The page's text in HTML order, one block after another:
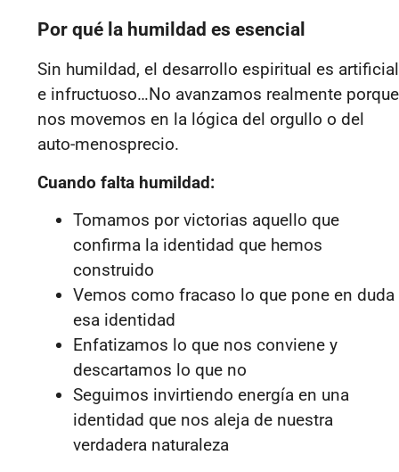
Por qué la humildad es esencial
Sin humildad, el desarrollo espiritual es artificial
e infructuoso…No avanzamos realmente porque
nos movemos en la lógica del orgullo o del
auto-menosprecio.
Cuando falta humildad:
Tomamos por victorias aquello que
confirma la identidad que hemos
construido
Vemos como fracaso lo que pone en duda
esa identidad
Enfatizamos lo que nos conviene y
descartamos lo que no
Seguimos invirtiendo energía en una
identidad que nos aleja de nuestra
verdadera naturaleza